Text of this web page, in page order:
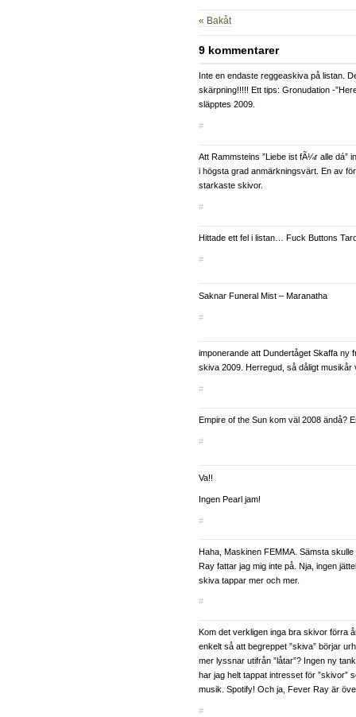
« Bakåt
9 kommentarer
Inte en endaste reggeaskiva på listan.
skärpning!!!!! Ett tips: Gronudation -
släpptes 2009.
#
Att Rammsteins ”Liebe ist fÃ¼r alle dá”
i högsta grad anmärkningsvärt. En av
starkaste skivor.
#
Hittade ett fel i listan… Fuck Buttons
#
Saknar Funeral Mist – Maranatha
#
imponerande att Dundertåget Skaffa ny
skiva 2009. Herregud, så dåligt musikår
#
Empire of the Sun kom väl 2008 ändå?
#
Va!!
Ingen Pearl jam!
#
Haha, Maskinen FEMMA. Sämsta
Ray fattar jag mig inte på. Nja, ingen
skiva tappar mer och mer.
#
Kom det verkligen inga bra skivor förra
enkelt så att begreppet ”skiva” börjar
mer lyssnar utifrån ”låtar”? Ingen ny
har jag helt tappat intresset för ”skivor”
musik. Spotify! Och ja, Fever Ray är
#